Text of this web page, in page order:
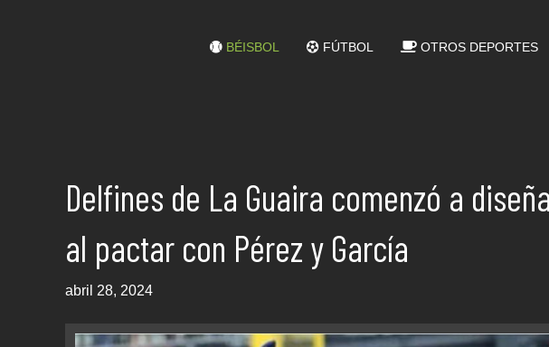
BÉISBOL FÚTBOL OTROS DEPORTES
Delfines de La Guaira comenzó a
al pactar con Pérez y García
abril 28, 2024